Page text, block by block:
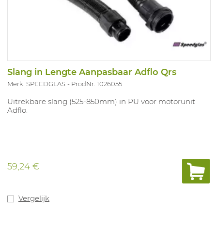
Slang in Lengte Aanpasbaar Adflo Qrs
Merk: SPEEDGLAS ProdNr. 1026055
Uitrekbare slang (525-850mm) in PU voor motorunit
Adflo.
59,24 €
Vergelijk